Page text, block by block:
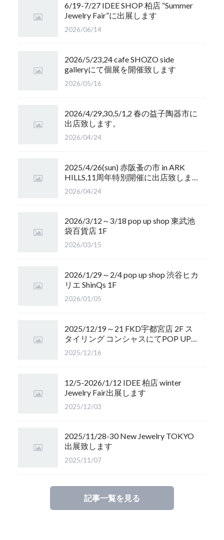
6/19-7/27 IDEE SHOP 柏店 “Summer
Jewelry Fair”に出展します
2026/06/14
2026/5/23,24 cafe SHOZO side
galleryにて個展を開催致します
2026/05/16
2026/4/29,30,5/1,2 春の益子陶器市に
出店致します。
2026/04/24
2025/4/26(sun) 赤阪蚤の市 in ARK
HILLS,11周年特別開催に出店致しま
す
2026/04/24
2026/3/12～3/18 pop up shop 東武池
袋百貨店 1F
2026/03/15
2026/1/29～2/4 pop up shop 渋谷ヒカ
リエ ShinQs 1F
2026/01/05
2025/12/19～21 FKD宇都宮店 2F ス
タイリング コンシャスにてPOP UP
開催します
2025/12/16
12/5-2026/1/12 IDEE 柏店 winter
Jewelry Fair出展します
2025/12/03
2025/11/28-30 New Jewelry TOKYO
出展致します
2025/11/07
記事一覧を見る